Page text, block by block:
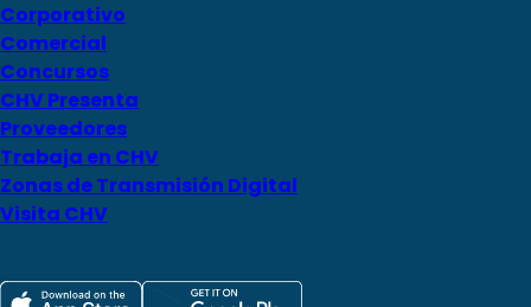
Corporativo
Comercial
Concursos
CHV Presenta
Proveedores
Trabaja en CHV
Zonas de Transmisión Digital
Visita CHV